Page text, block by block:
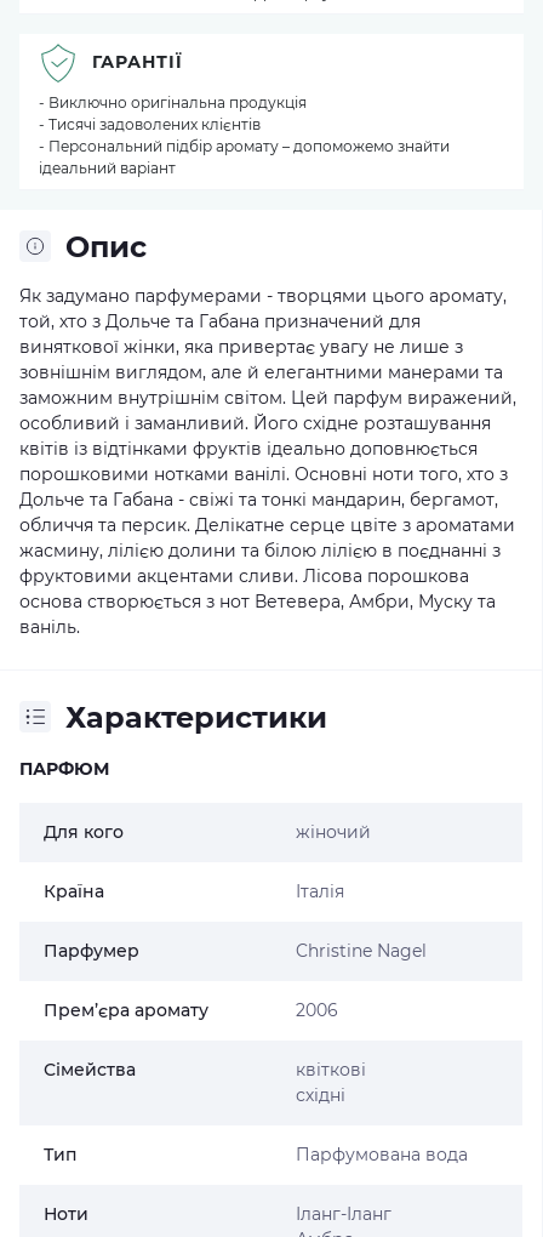
Опис
Як задумано парфумерами - творцями цього аромату,
той, хто з Дольче та Габана призначений для
виняткової жінки, яка привертає увагу не лише з
зовнішнім виглядом, але й елегантними манерами та
заможним внутрішнім світом. Цей парфум виражений,
особливий і заманливий. Його східне розташування
квітів із відтінками фруктів ідеально доповнюється
порошковими нотками ванілі. Основні ноти того, хто з
Дольче та Габана - свіжі та тонкі мандарин, бергамот,
обличчя та персик. Делікатне серце цвіте з ароматами
жасмину, лілією долини та білою лілією в поєднанні з
фруктовими акцентами сливи. Лісова порошкова
основа створюється з нот Ветевера, Амбри, Муску та
ваніль.
Характеристики
ПАРФЮМ
Для кого жіночий
Країна Італія
Парфумер Christine Nagel
Прем’єра аромату 2006
Сімейства
квіткові
східні
Тип Парфумована вода
Ноти
Іланг-Іланг
ГАРАНТІЇ
- Виключно оригінальна продукція
- Тисячі задоволених клієнтів
- Персональний підбір аромату – допоможемо знайти
ідеальний варіант